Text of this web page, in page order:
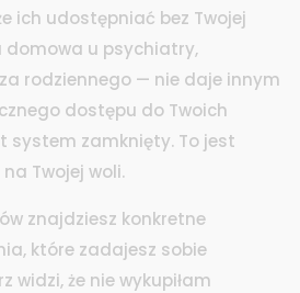
ich udostępniać bez Twojej
domowa u psychiatry,
rodziennego — nie daje innym
dostępu do Twoich
system zamknięty. To jest
Twojej woli.
znajdziesz konkretne
które zadajesz sobie
widzi, że nie wykupiłam